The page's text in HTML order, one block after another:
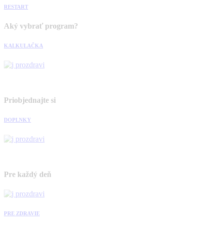
RESTART
Aký vybrať program?
KALKULAČKA
Priobjednajte si
DOPLNKY
Pre každý deň
PRE ZDRAVIE